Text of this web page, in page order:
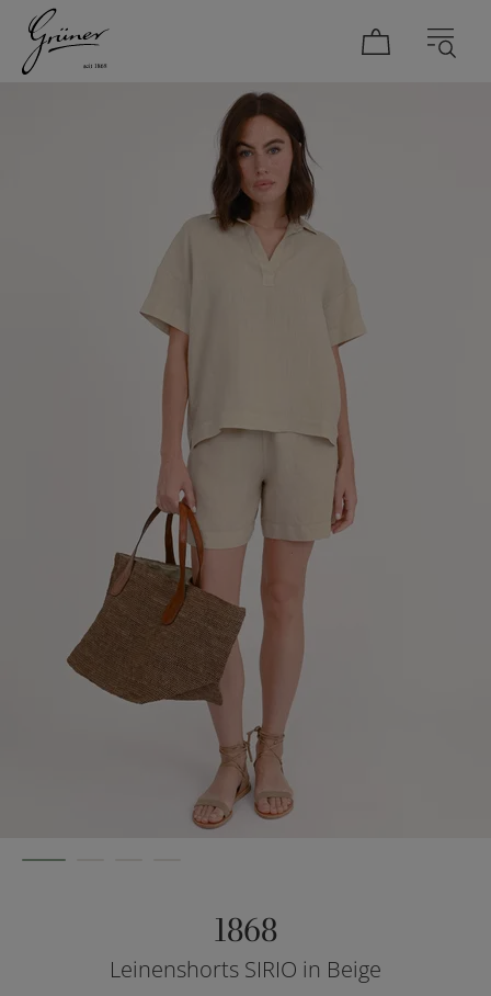
1868
Leinenshorts SIRIO in Beige
HERREN